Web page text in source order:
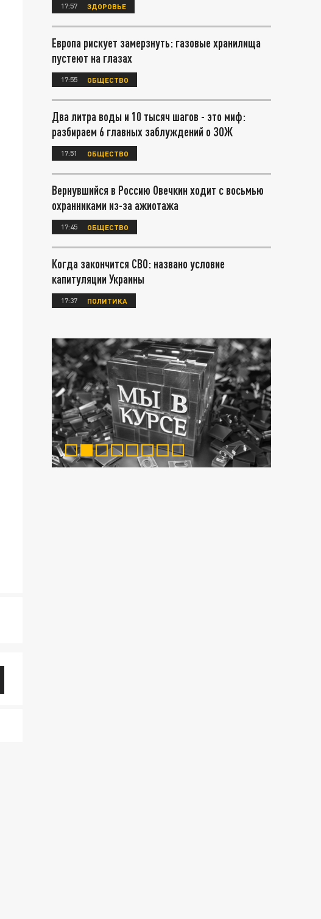
17:57 ЗДОРОВЬЕ
Европа рискует замерзнуть: газовые хранилища
пустеют на глазах
17:55 ОБЩЕСТВО
Два литра воды и 10 тысяч шагов - это миф:
разбираем 6 главных заблуждений о ЗОЖ
17:51 ОБЩЕСТВО
Вернувшийся в Россию Овечкин ходит с восьмью
охранниками из-за ажиотажа
17:45 ОБЩЕСТВО
Когда закончится СВО: названо условие
капитуляции Украины
17:37 ПОЛИТИКА